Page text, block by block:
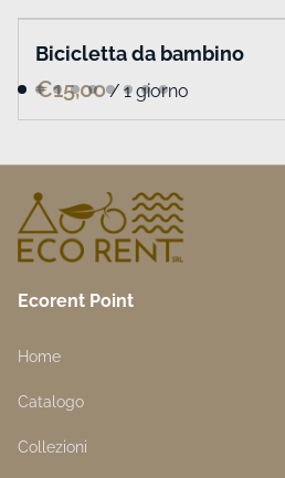
Bicicletta da bambino
/
Ecorent Point
Home
Catalogo
Collezioni